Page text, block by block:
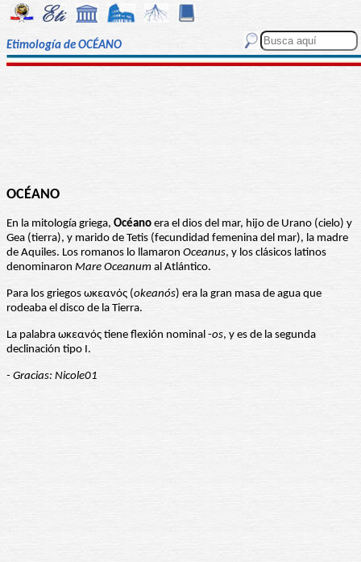
Etimología de OCÉANO
OCÉANO
En la mitología griega, Océano era el dios del mar, hijo de Urano (cielo) y
Gea (tierra), y marido de Tetis (fecundidad femenina del mar), la madre
de Aquiles. Los romanos lo llamaron Oceanus, y los clásicos latinos
denominaron Mare Oceanum al Atlántico.
Para los griegos ωκεανός (okeanós) era la gran masa de agua que
rodeaba el disco de la Tierra.
La palabra ωκεανός tiene flexión nominal -os, y es de la segunda
declinación tipo I.
- Gracias: Nicole01